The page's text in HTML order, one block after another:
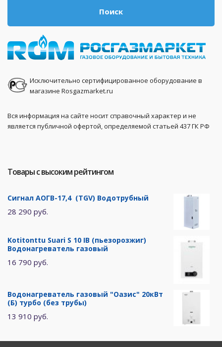
Поиск
Исключительно сертифицированное оборудование в
магазине Rosgazmarket.ru
Вся информация на сайте носит справочный характер и не
является публичной офертой, определяемой статьей 437 ГК РФ
Товары с высоким рейтингом
Сигнал АОГВ-17,4 (TGV) Водотрубный
28 290 руб.
Kotitonttu Suari S 10 IB (пьезорозжиг)
Водонагреватель газовый
16 790 руб.
Водонагреватель газовый "Оазис" 20кВт
(Б) турбо (без трубы)
13 910 руб.